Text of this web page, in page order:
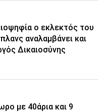
ο εκλεκτός του
αναλαμβάνει και
Δικαιοσύνης
με 40άρια και 9